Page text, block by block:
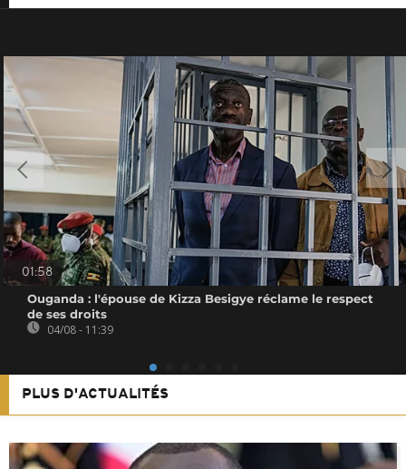
01:58
Ouganda : l'épouse de Kizza Besigye réclame le respect
de ses droits
04/08 - 11:39
PLUS D'ACTUALITÉS